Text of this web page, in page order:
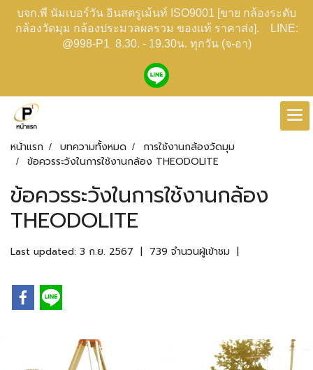
บจก.พี นัมเบอร์วัน อินสตรูเม้นท์ ISO9001 [ขาย กล้องระดับ
กล้องวัดมุม กล้องประมวลผลรวม ของแท้ ราคาส่ง]. LINE:
@998-P1 8.30. - 19.30น. ทุกวัน (จ-อา)
หน้าแรก บทความทั้งหมด
การใช้งานกล้องวัดมุม
ข้อควรระวังในการใช้งานกล้อง THEODOLITE
ข้อควรระวังในการใช้งานกล้อง
THEODOLITE
Last updated: 3 ก.ย. 2567 | 739 จำนวนผู้เข้าชม |